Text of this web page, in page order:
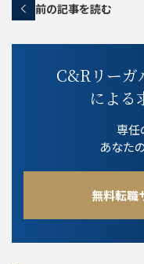
前の記事を読む
C&Rリーガ
による
専任
あなた
無料転職